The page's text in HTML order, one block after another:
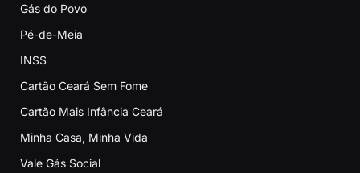
Gás do Povo
Pé-de-Meia
INSS
Cartão Ceará Sem Fome
Cartão Mais Infância Ceará
Minha Casa, Minha Vida
Vale Gás Social